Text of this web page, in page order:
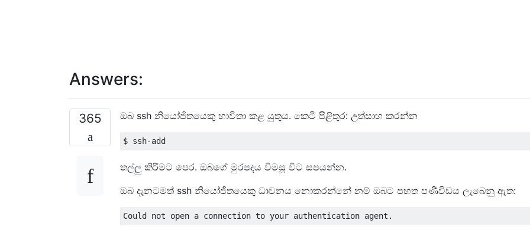
Answers:
365 ඔබ ssh නියෝජිතයෙකු භාවිතා කළ යුතුය. කෙටි පිළිතුර: උත්සාහ කරන්න
තල්ලු කිරීමට පෙර. ඔබගේ මුරපදය විමසූ විට සපයන්න.
ඔබ දැනටමත් ssh නියෝජිතයෙකු ධාවනය නොකරන්නේ නම් ඔබට පහත පණිවිඩය ලැබෙනු ඇත: